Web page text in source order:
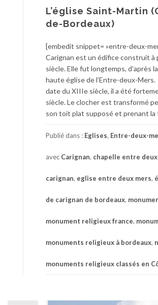
L’église Saint-Martin
de-Bordeaux)
[embedit snippet= »entre-deux-
Carignan est un édifice construit à
siècle. Elle fut longtemps, d’après
haute église de l’Entre-deux-Mers.
date du XIIIe siècle, il a été
siècle. Le clocher est transformé
son toit plat supposé et prenant la
Publié dans : Eglises, Entre-deux-
avec Carignan, chapelle entre
carignan, eglise entre deux mers,
de carignan de bordeaux,
monument religieux france,
monuments religieux à bordeaux,
monuments religieux classés en